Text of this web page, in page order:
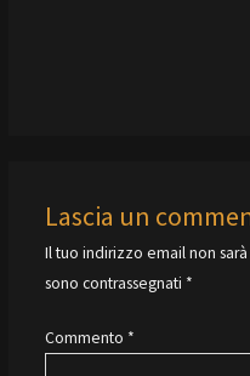
Lascia un
Il tuo indirizzo email non
sono contrassegnati *
Commento *